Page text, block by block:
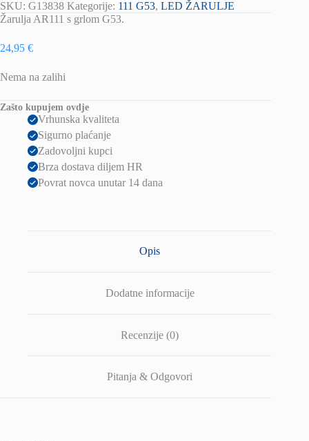
SKU: G13838 Kategorije: 111 G53, LED ŽARULJE
Žarulja AR111 s grlom G53.
24,95 €
Nema na zalihi
Zašto kupujem ovdje
Vrhunska kvaliteta
Sigurno plaćanje
Zadovoljni kupci
Brza dostava diljem HR
Povrat novca unutar 14 dana
Opis
Dodatne informacije
Recenzije (0)
Pitanja & Odgovori